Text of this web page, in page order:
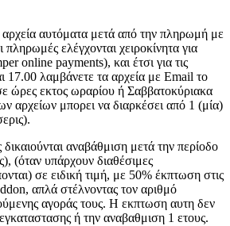
αυτόματα μετά από την πληρωμή με
ελέγχονται χειροκίνητα για
online payments), και έτσι για τις
17.00 λαμβάνετε τα αρχεία με Email το
ώρες εκτος ωραρίου ή Σαββατοκύριακα
αρχείων μπορει να διαρκέσει από 1 (μία)
αναβάθμιση μετά την περίοδο
(όταν υπάρχουν διαθέσιμες
σε ειδική τιμή, με 50% έκπτωση στις
απλά στέλνοντας τον αριθμό
αγοράς τους. H εκπτωση αυτη δεν
εγκαταστασης ή την αναβαθμιση 1 ετους.